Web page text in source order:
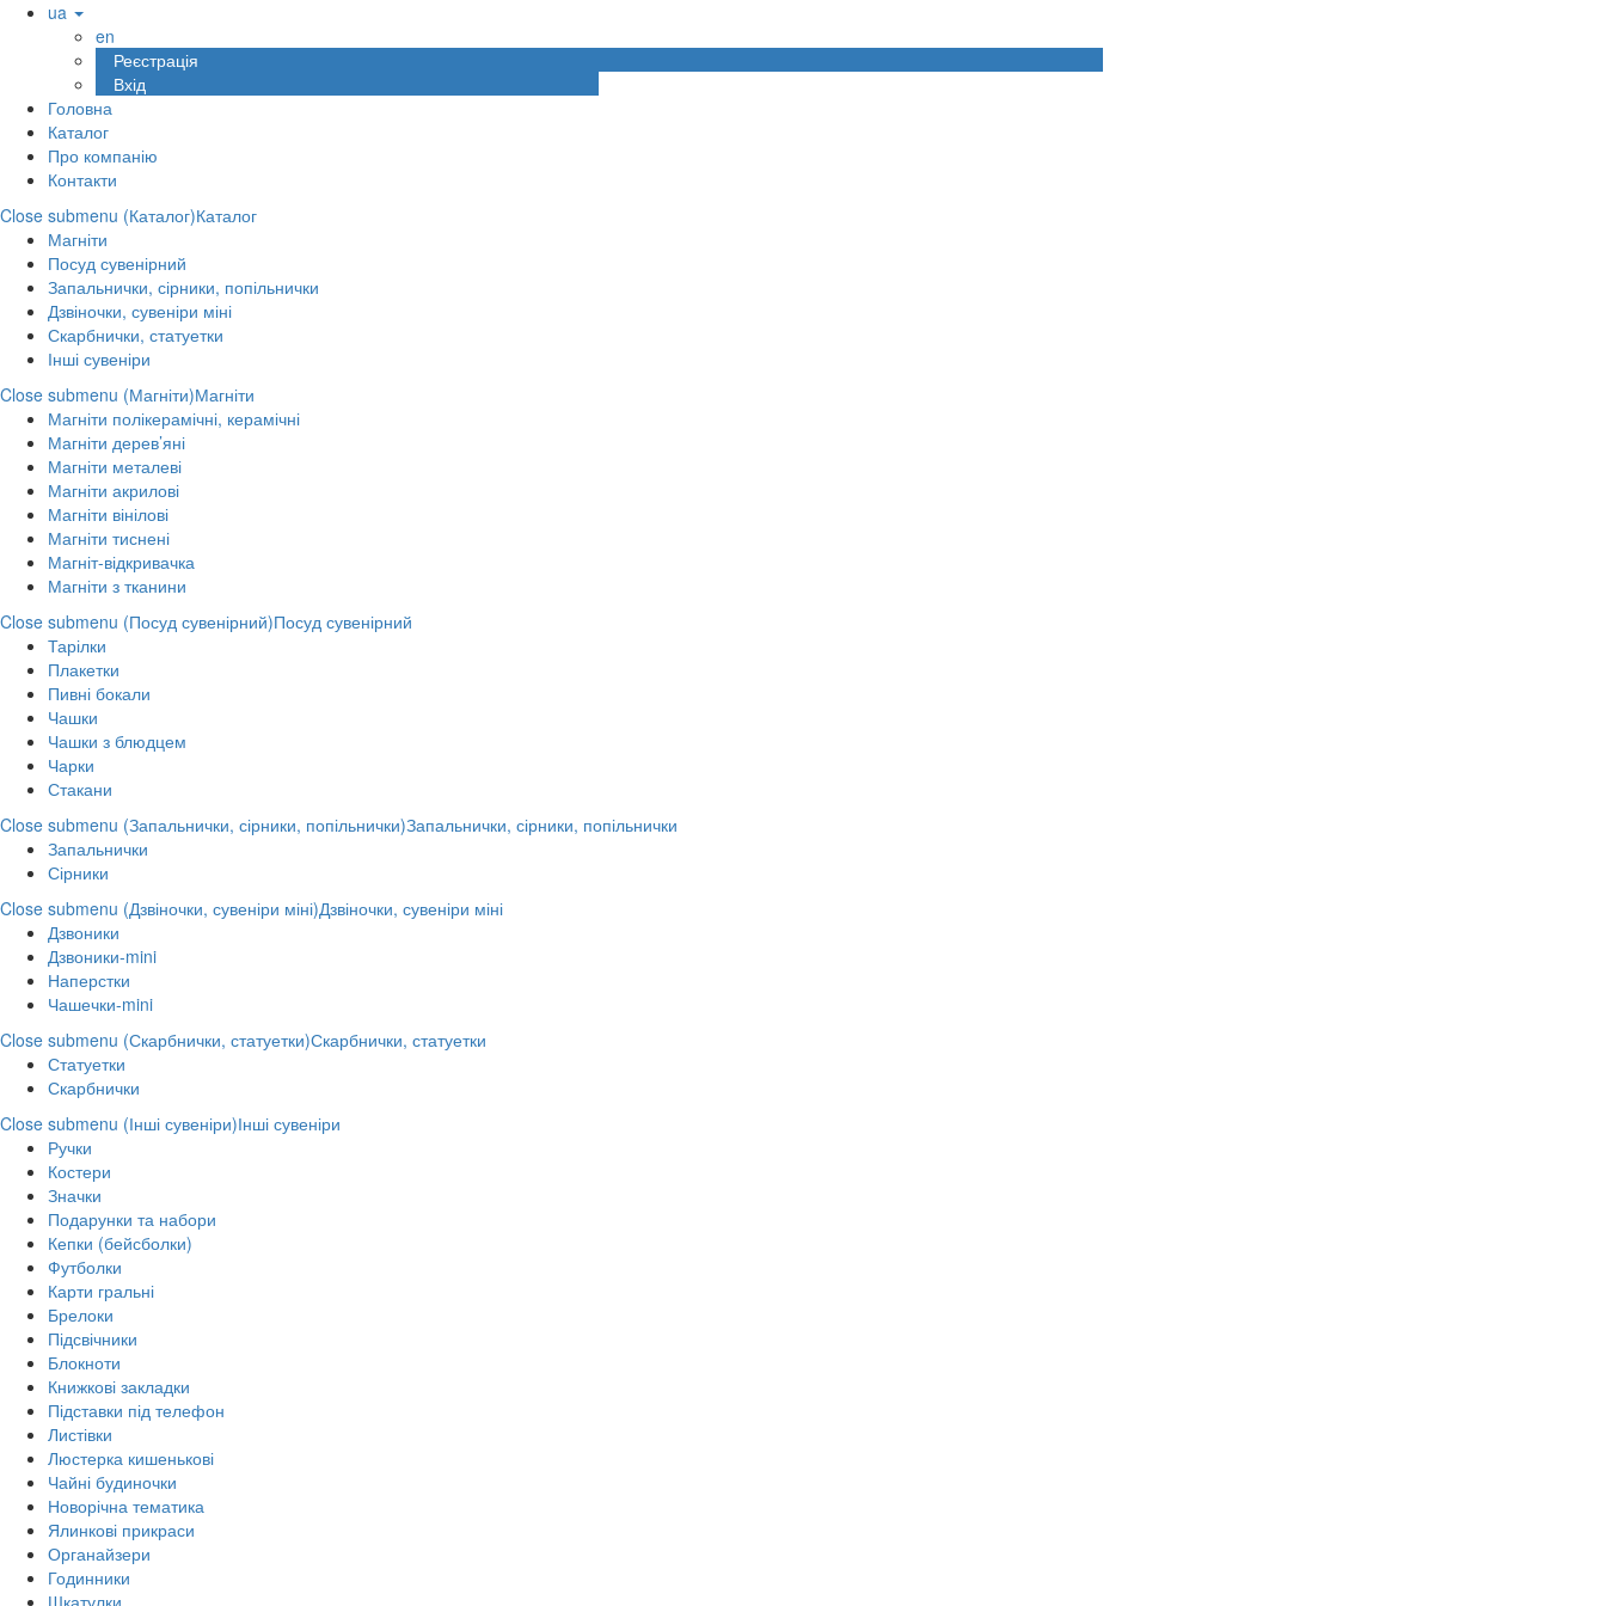
ua
en
Реєстрація
Вхід
Головна
Каталог
Про компанію
Контакти
Close submenu (Каталог)Каталог
Магніти
Посуд сувенірний
Запальнички, сірники, попільнички
Дзвіночки, сувеніри міні
Скарбнички, статуетки
Інші сувеніри
Close submenu (Магніти)Магніти
Магніти полікерамічні, керамічні
Магніти дерев’яні
Магніти металеві
Магніти акрилові
Магніти вінілові
Магніти тиснені
Магніт-відкривачка
Магніти з тканини
Close submenu (Посуд сувенірний)Посуд сувенірний
Тарілки
Плакетки
Пивні бокали
Чашки
Чашки з блюдцем
Чарки
Стакани
Close submenu (Запальнички, сірники, попільнички)Запальнички, сірники, попільнички
Запальнички
Сірники
Close submenu (Дзвіночки, сувеніри міні)Дзвіночки, сувеніри міні
Дзвоники
Дзвоники-mini
Наперстки
Чашечки-mini
Close submenu (Скарбнички, статуетки)Скарбнички, статуетки
Статуетки
Скарбнички
Close submenu (Інші сувеніри)Інші сувеніри
Ручки
Костери
Значки
Подарунки та набори
Кепки (бейсболки)
Футболки
Карти гральні
Брелоки
Підсвічники
Блокноти
Книжкові закладки
Підставки під телефон
Листівки
Люстерка кишенькові
Чайні будиночки
Новорічна тематика
Ялинкові прикраси
Органайзери
Годинники
Шкатулки